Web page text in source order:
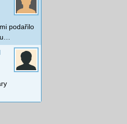
podařilo